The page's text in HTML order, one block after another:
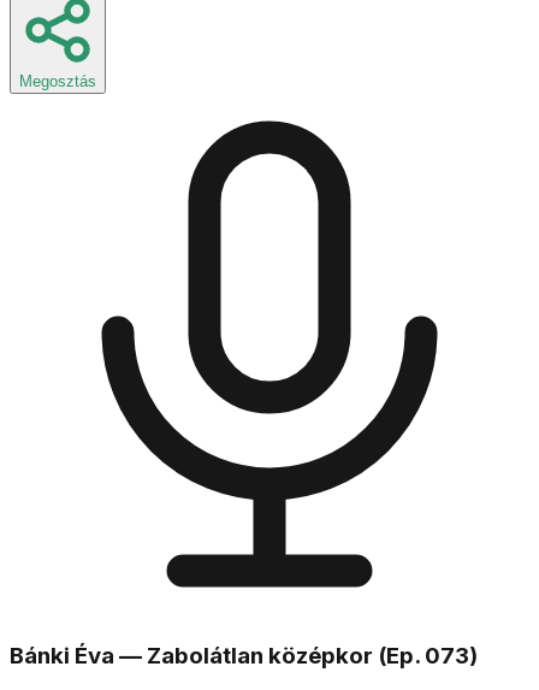
Megosztás
Bánki Éva — Zabolátlan középkor (Ep. 073)